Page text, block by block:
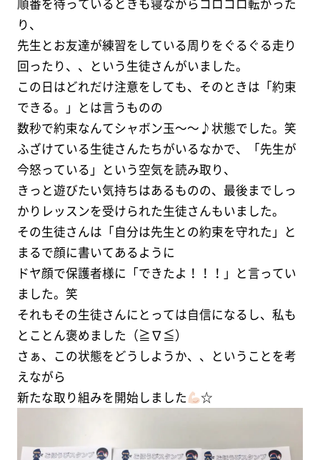
順番を待っているときも寝ながらコロコロ転がった
り、
先生とお友達が練習をしている周りをぐるぐる走り
回ったり、、という生徒さんがいました。
この日はどれだけ注意をしても、そのときは「約束
できる。」とは言うものの
数秒で約束なんてシャボン玉〜〜♪状態でした。笑
ふざけている生徒さんたちがいるなかで、「先生が
今怒っている」という空気を読み取り、
きっと遊びたい気持ちはあるものの、最後までしっ
かりレッスンを受けられた生徒さんもいました。
その生徒さんは「自分は先生との約束を守れた」と
まるで顔に書いてあるように
ドヤ顔で保護者様に「できたよ！！！」と言ってい
ました。笑
それもその生徒さんにとっては自信になるし、私も
とことん褒めました（≧∇≦）
さぁ、この状態をどうしようか、、ということを考
えながら
新たな取り組みを開始しました
☆